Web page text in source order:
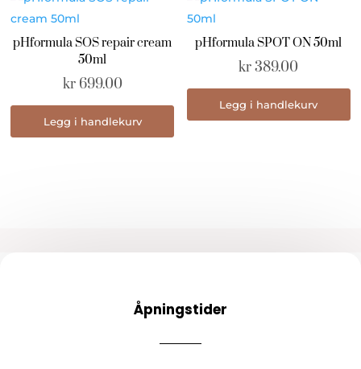
pHformula SOS repair cream
50ml
kr699.00
Legg i handlekurv
pHformula SPOT ON 50ml
kr389.00
Legg i handlekurv
Åpningstider